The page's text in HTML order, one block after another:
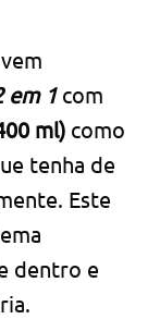
em 1com
ml) como
tenha de
Este
dentro e